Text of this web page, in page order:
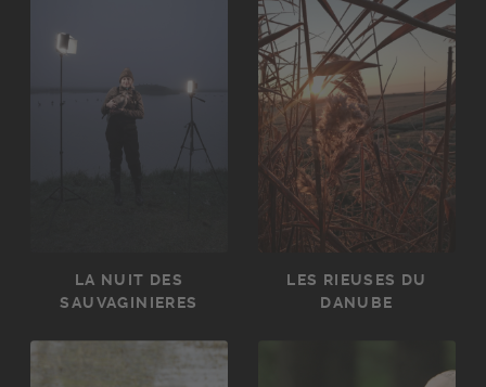
LA NUIT DES
SAUVAGINIERES
LES RIEUSES DU
DANUBE